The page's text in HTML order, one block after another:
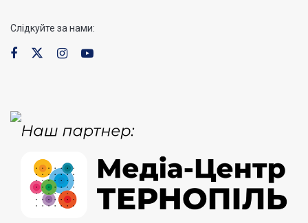
Слідкуйте за нами: